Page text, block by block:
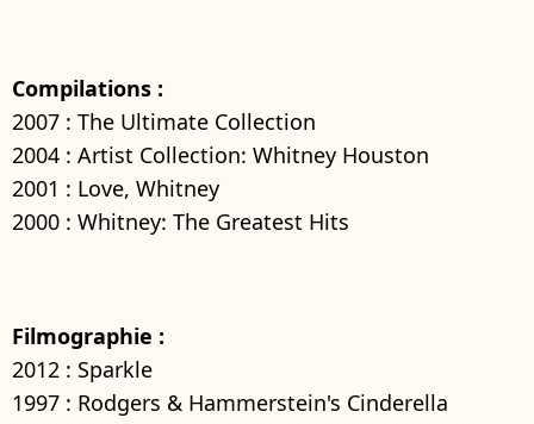
Compilations :
2007 : The Ultimate Collection
2004 : Artist Collection: Whitney Houston
2001 : Love, Whitney
2000 : Whitney: The Greatest Hits
Filmographie :
2012 : Sparkle
1997 : Rodgers & Hammerstein's Cinderella